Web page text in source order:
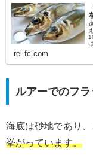
rei-fc.com
ルアーでのフ
海底は砂地であり
挙がっています。